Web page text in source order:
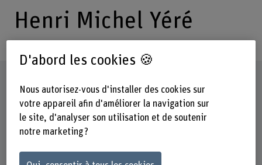
Henri Michel Yéré
D'abord les cookies 🍪
Nous autorisez-vous d'installer des cookies sur
votre appareil afin d'améliorer la navigation sur
le site, d'analyser son utilisation et de soutenir
notre marketing ?